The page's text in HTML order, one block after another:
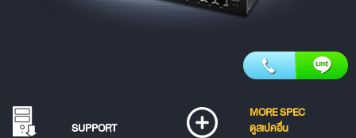
SUPPORT
MORE SPEC
ดูสเปคอื่น